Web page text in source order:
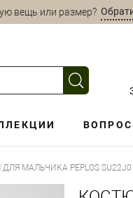
вещь или размер?
МАЛЬЧИКА PEPLOS